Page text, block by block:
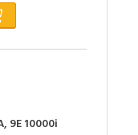
9E 10000i